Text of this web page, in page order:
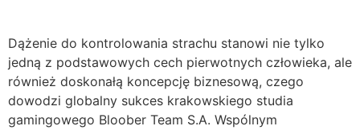
Dążenie do kontrolowania strachu stanowi nie tylko
jedną z podstawowych cech pierwotnych człowieka, ale
również doskonałą koncepcję biznesową, czego
dowodzi globalny sukces krakowskiego studia
gamingowego Bloober Team S.A. Wspólnym